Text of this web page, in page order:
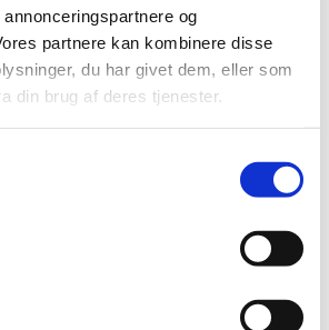
og
partnere kan kombinere disse
du har givet dem, eller som
din brug af deres tjenester.